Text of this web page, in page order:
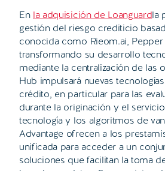
En la adquisición de Loanguardla
gestión del riesgo crediticio
conocida como Rieom.ai, Pepper
transformando su desarrollo
mediante la centralización de las
Hub impulsará nuevas
crédito, en particular para las
durante la originación y el
tecnología y los algoritmos de
Advantage ofrecen a los
unificada para acceder a un
soluciones que facilitan la toma